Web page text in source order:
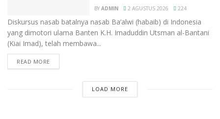
Kamis, dan hari Jumat (al-Ghazali, Ihya Ulumuddin, juz
3, hlm : 432).
Adalah Imam Fakhruddin al-Razi dalam Mafatih al-
salah satu hadits terkait keutamaan puasa di bulan
Rajab, meskipun pelaksanaan puasa berbeda-beda
BY ADMIN 2 AGUSTUS 2026 224
Diskursus nasab batalnya nasab Ba’alwi (habaib) di Indonesia
yang dimotori ulama Banten K.H. Imaduddin Utsman al-Bantani
(Kiai Imad), telah membawa...
READ MORE
LOAD MORE